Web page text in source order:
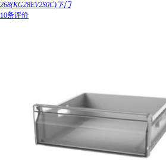
268(KG28EV2S0C)下门
10条评价